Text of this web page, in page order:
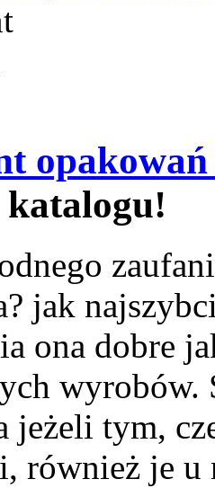
jak
ona dobre
jeżeli tym,
również je u